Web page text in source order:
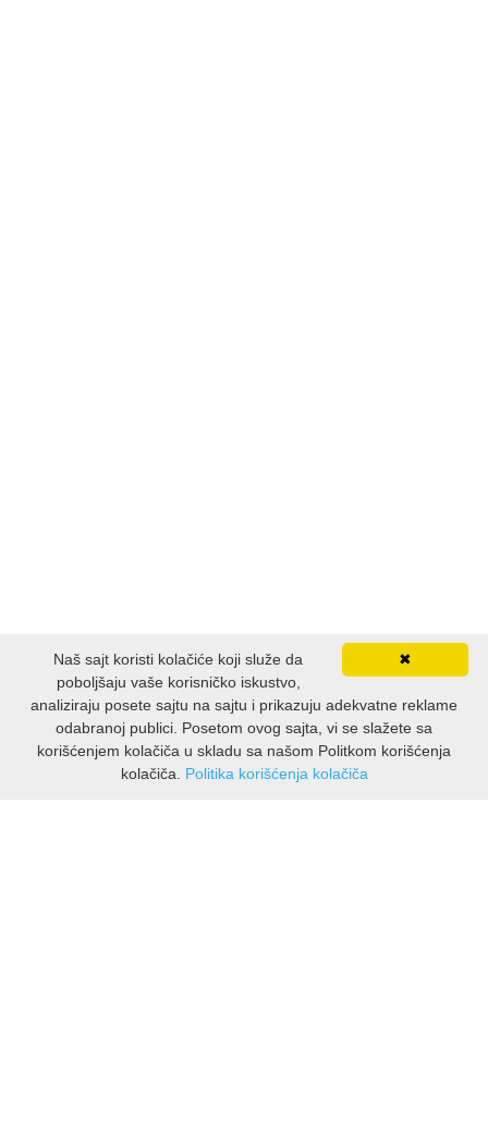
✖
Naš sajt koristi kolačiće koji služe da
poboljšaju vaše korisničko iskustvo,
analiziraju posete sajtu na sajtu i prikazuju adekvatne reklame
odabranoj publici. Posetom ovog sajta, vi se slažete sa
korišćenjem kolačiča u skladu sa našom Politkom korišćenja
kolačiča. Politika korišćenja kolačiča